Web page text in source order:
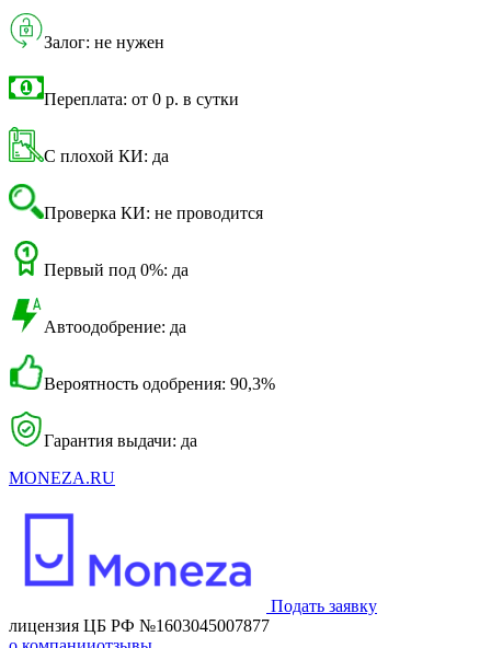
Залог: не нужен
Переплата: от 0 р. в сутки
С плохой КИ: да
Проверка КИ: не проводится
Первый под 0%: да
Автоодобрение: да
Вероятность одобрения: 90,3%
Гарантия выдачи: да
MONEZA.RU
Подать заявку
лицензия ЦБ РФ №1603045007877